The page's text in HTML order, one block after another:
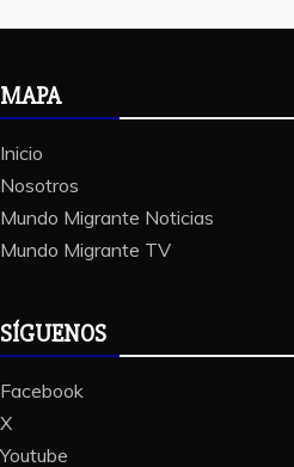
MAPA
Inicio
Nosotros
Mundo Migrante Noticias
Mundo Migrante TV
SÍGUENOS
Facebook
X
Youtube